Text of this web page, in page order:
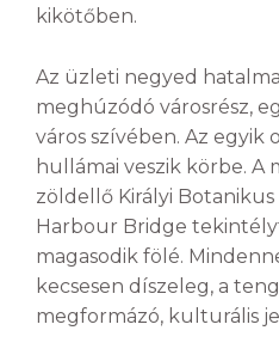
kikötőben.
Az üzleti negyed
meghúzódó városrész,
város szívében. Az egyik
hullámai veszik körbe. A
zöldellő Királyi
Harbour Bridge
magasodik fölé.
kecsesen díszeleg, a
megformázó, kulturális